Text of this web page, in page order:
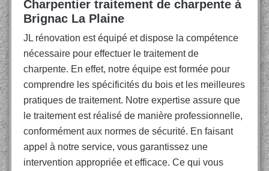
Charpentier traitement de charpente à
Brignac La Plaine
JL rénovation est équipé et dispose la compétence
nécessaire pour effectuer le traitement de
charpente. En effet, notre équipe est formée pour
comprendre les spécificités du bois et les meilleures
pratiques de traitement. Notre expertise assure que
le traitement est réalisé de manière professionnelle,
conformément aux normes de sécurité. En faisant
appel à notre service, vous garantissez une
intervention appropriée et efficace. Ce qui vous